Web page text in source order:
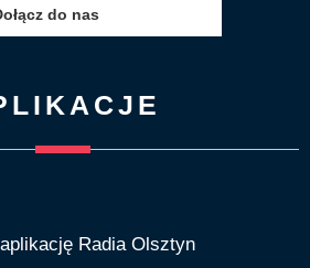
do nas
Radia Olsztyn